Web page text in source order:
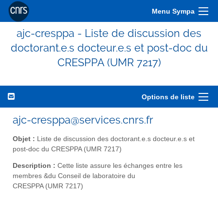
Menu Sympa
ajc-cresppa - Liste de discussion des
doctorant.e.s docteur.e.s et post-doc du
CRESPPA (UMR 7217)
Options de liste
ajc-cresppa@services.cnrs.fr
Objet : Liste de discussion des doctorant.e.s docteur.e.s et
post-doc du CRESPPA (UMR 7217)
Description : Cette liste assure les échanges entre les
membres &du Conseil de laboratoire du
CRESPPA (UMR 7217)